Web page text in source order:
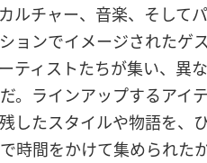
ルチャー、音楽、そして
ョンでイメージされたゲ
ティストたちが集い、異
。ラインアップするアイ
したスタイルや物語を、
時間をかけて集められた